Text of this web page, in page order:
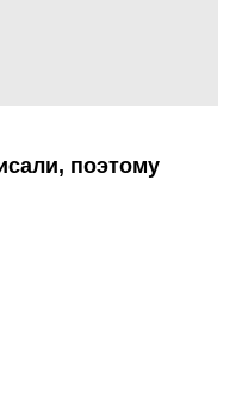
поэтому